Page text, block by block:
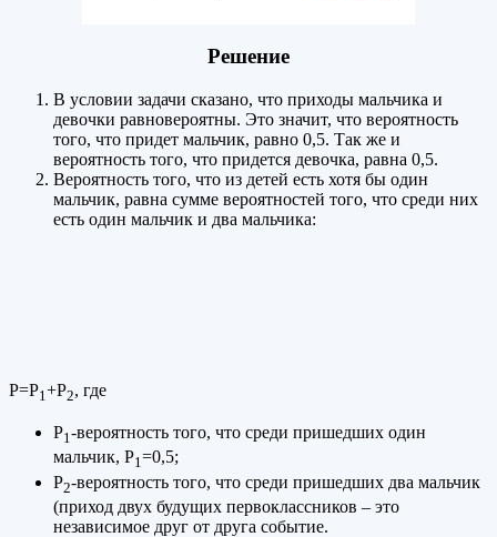
Решение
В условии задачи сказано, что приходы мальчика и
девочки равновероятны. Это значит, что вероятность
того, что придет мальчик, равно 0,5. Так же и
вероятность того, что придется девочка, равна 0,5.
Вероятность того, что из детей есть хотя бы один
мальчик, равна сумме вероятностей того, что среди них
есть один мальчик и два мальчика:
Р=Р1+Р2, где
Р1-вероятность того, что среди пришедших один
мальчик, Р1=0,5;
Р2-вероятность того, что среди пришедших два мальчик
(приход двух будущих первоклассников – это
независимое друг от друга событие.